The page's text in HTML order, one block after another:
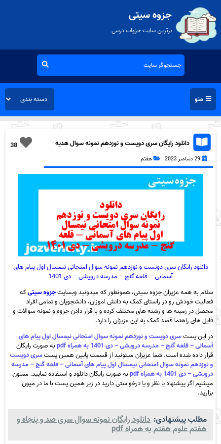
جزوه سیتی
برترین سایت جزوات درسی
منو
38
دانلود رایگان سری دویست و نوزدهم نمونه سوال هدیه
های آسمان هفتم به همراه pdf
29 دسامبر 2023 هفتم
دانلود رایگان سری دویست و نوزدهم نمونه سوال امتحانی نیمسال اول پیام های
آسمانی – قلعه گنج – مدرسه درویشی – دی 1401
سلام به همه عزیزان جزوه سیتی، همونطور که میدونید وبسایتجزوه سیتیکه
فعالیت خودش رو در راستای کمک به دانش اموزان، دانشجویان و تمامی افراد
محصل در زمینه ها و رشته های مختلف کرده و با قرار دادن جزوه و نمونه سوالات و
فایل های راهنما قصد کمک به این عزیزان را دارد.
در این پستسری دویست و نوزدهم نمونه سوال امتحانی نیمسال اول پیام های
آسمانی – قلعه گنج – مدرسه درویشی – دی 1401 به همراه pdf
به صورت رایگان
قرار داده شده است. شما عزیزان میتونید از قسمت پایین همین پستسری دویست
و نوزدهم نمونه سوال امتحانی نیمسال اول پیام های آسمانی – قلعه گنج – مدرسه
درویشی – دی 1401 به همراه pdf
به صورت رایگان دانلود و استفاده نمایید. ممنون
میشیم اگر پیشنهاد یا نظر و یا درخواستی دارید در زیر همین پست با ما در میون
بزارید.
مطلب پیشنهادی: دانلود رایگان نمونه سوال سری صد و پنجاه و
هفتم علوم هفتم به همراه pdf